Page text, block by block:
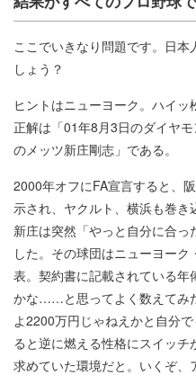
ここでいきなり問題です。日
しょう？
ヒントはニューヨーク。ハイッ
正解は「01年8月3日のダイヤ
のメッツ新庄剛志」である。
2000年オフにFA宣言すると、
示され、ヤクルト、横浜も巻
新庄は突然「やっと自分に合っ
した。その球団はニューヨー
表。契約書に記載されている
かな……と思ってよく数えてみ
よ2200万円じゃねえかと自分
ると逆に燃える性格にスイッ
求めていた環境だと。いくぞ、